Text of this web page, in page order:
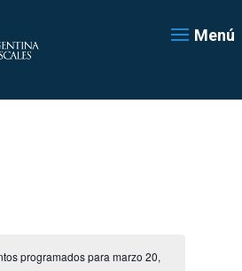
Menú
programados para marzo 20,